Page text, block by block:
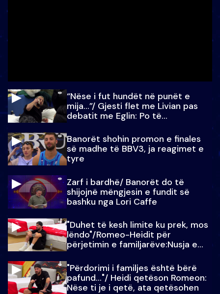
“Nëse i fut hundët në punët e
mija…”/ Gjesti flet me Livian pas
debatit me Eglin: Po të
Banorët shohin promon e finales
së madhe të BBV3, ja reagimet e
tyre
Zarf i bardhë/ Banorët do të
shijojnë mëngjesin e fundit së
bashku nga Lori Caffe
"Duhet të kesh limite ku prek, mos
lëndo"/Romeo-Heidit për
përjetimin e familjarëve:Nusja e
"Përdorimi i familjes është bërë
pafund…"/ Heidi qetëson Romeon:
Nëse ti je i qetë, ata qetësohen